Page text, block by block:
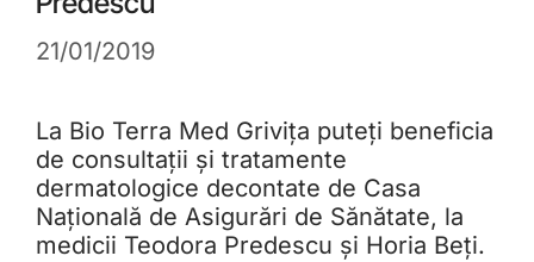
21/01/2019
La Bio Terra Med Grivița puteți beneficia
de consultații și tratamente
dermatologice decontate de Casa
Națională de Asigurări de Sănătate, la
medicii Teodora Predescu și Horia Beți.